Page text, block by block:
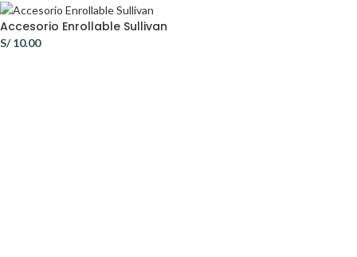
Accesorio Enrollable Sullivan
S/10.00